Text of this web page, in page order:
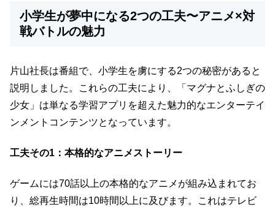
小学生が夢中になる2つの工夫〜アニメ×対
戦バトルの魅力
片山社長は番組で、小学生を虜にする2つの秘密があると
説明しました。これらの工夫により、「マグナとふしぎの
少女」は単なる学習アプリを超えた魅力的なエンターテイ
ンメントコンテンツとなっています。
工夫その1：本格的なアニメストーリー
ゲームには70話以上の本格的なアニメが組み込まれてお
り、総再生時間は10時間以上に及びます。これはテレビ